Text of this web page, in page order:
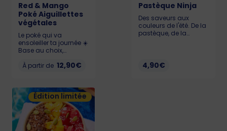
Red & Mango
Poké Aiguillettes
végétales
Le poké qui va
ensoleiller ta journée ☀️
Base au choix,
de mangue 🥭,
Végétales Happy Vore
délicieuses.
Allergènes : Gluten,
soja, lait, sésame
KCAL : LIL : 527 - MED :
694 - BIG : 938
À partir de 12,90€
Pastèque Ninja
Des saveurs aux
couleurs de l'été. De la
pastèque, de la
fruits. Allergène :
Sésame 74 kcal
4,90€
Édition limitée